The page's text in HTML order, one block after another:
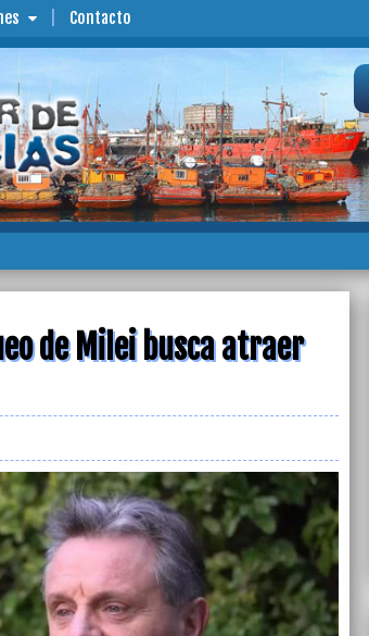
Contacto
de Milei busca atraer